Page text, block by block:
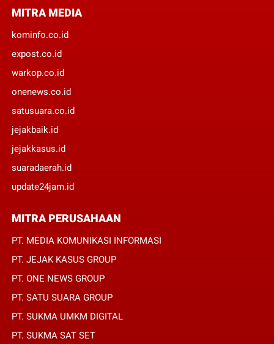
MITRA MEDIA
kominfo.co.id
expost.co.id
warkop.co.id
onenews.co.id
satusuara.co.id
jejakbaik.id
jejakkasus.id
suaradaerah.id
update24jam.id
MITRA PERUSAHAAN
PT. MEDIA KOMUNIKASI INFORMASI
PT. JEJAK KASUS GROUP
PT. ONE NEWS GROUP
PT. SATU SUARA GROUP
PT. SUKMA UMKM DIGITAL
PT. SUKMA SAT SET